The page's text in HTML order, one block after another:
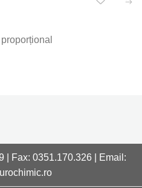
| Fax: 0351.170.326 | Email: